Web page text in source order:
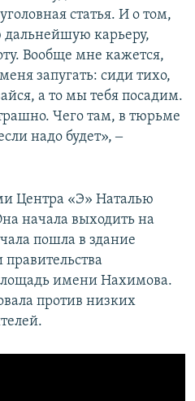
статья. И о том,
дальнейшую карьеру,
Вообще мне кажется,
запугать: сиди тихо,
а то мы тебя посадим.
Чего там, в тюрьме
надо будет», ‒
Центра «Э» Наталью
начала выходить на
пошла в здание
имени Нахимова.
против низких